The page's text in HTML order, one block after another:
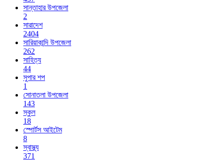
সান্তাহার উপজেলা
2
সারাদেশ
2404
সারিয়াকান্দি উপজেলা
262
সাহিত্য
44
সুপার শপ
1
সোনাতলা উপজেলা
143
স্কুল
18
স্পোর্টস আইটেম
8
স্বাস্থ্য
371